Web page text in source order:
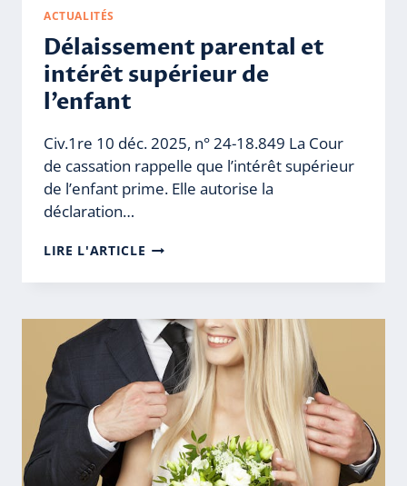
ACTUALITÉS
Délaissement parental et
intérêt supérieur de
l’enfant
Civ.1re 10 déc. 2025, n° 24-18.849 La Cour
de cassation rappelle que l’intérêt supérieur
de l’enfant prime. Elle autorise la
déclaration…
LIRE L'ARTICLE DÉLAISSEMENT
ET
SUPÉRIEUR
DE
L’ENFANT